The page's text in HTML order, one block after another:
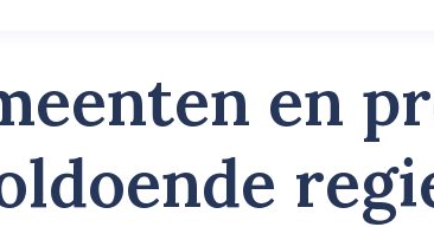
en